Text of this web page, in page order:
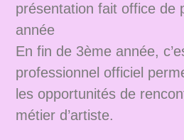
présentation fait office de
année
En fin de 3ème année,
professionnel officiel
les opportunités de
métier d’artiste.